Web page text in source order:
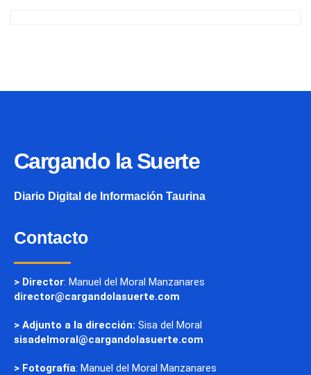
Cargando la Suerte
Diario Digital de Información Taurina
Contacto
> Director: Manuel del Moral Manzanares
director@cargandolasuerte.com
> Adjunto a la dirección: Sisa del Moral
sisadelmoral@cargandolasuerte.com
> Fotografía: Manuel del Moral Manzanares